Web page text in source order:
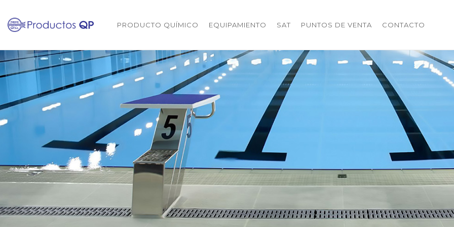
PRODUCTO QUÍMICO EQUIPAMIENTO SAT PUNTOS DE VENTA CONTACTO